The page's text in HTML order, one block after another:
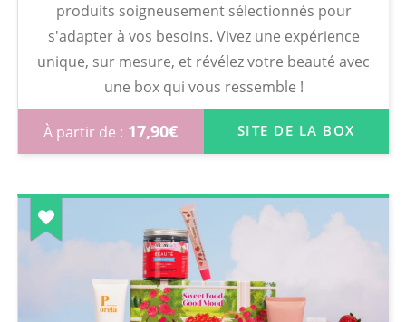
produits soigneusement sélectionnés pour
s'adapter à vos besoins. Vivez une expérience
unique, sur mesure, et révélez votre beauté avec
une box qui vous ressemble !
17,90€ SITE DE LA BOX